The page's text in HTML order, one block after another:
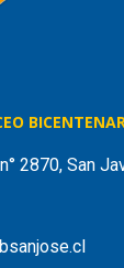
2870, San